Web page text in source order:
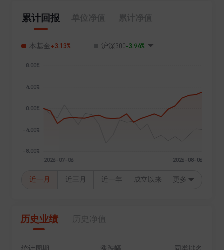
累计回报
本基金 +3.13% 沪深300-3.94%
近一月 近三月 近一年 成立以来 更多
历史业绩